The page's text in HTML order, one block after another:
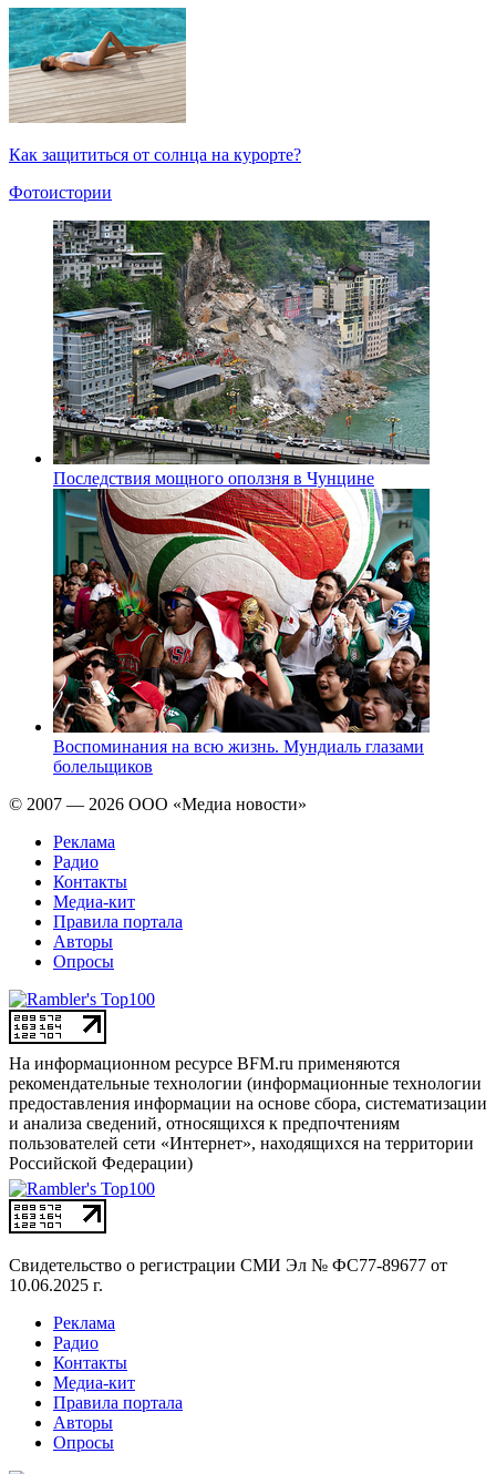
Как защититься от солнца на курорте?
Фотоистории
Последствия мощного оползня в Чунцине
Воспоминания на всю жизнь. Мундиаль глазами
болельщиков
© 2007 — 2026 ООО «Медиа новости»
Реклама
Радио
Контакты
Медиа-кит
Правила портала
Авторы
Опросы
На информационном ресурсе BFM.ru применяются
рекомендательные технологии (информационные технологии
предоставления информации на основе сбора, систематизации
и анализа сведений, относящихся к предпочтениям
пользователей сети «Интернет», находящихся на территории
Российской Федерации)
Свидетельство о регистрации СМИ Эл № ФС77-89677 от
10.06.2025 г.
Реклама
Радио
Контакты
Медиа-кит
Правила портала
Авторы
Опросы